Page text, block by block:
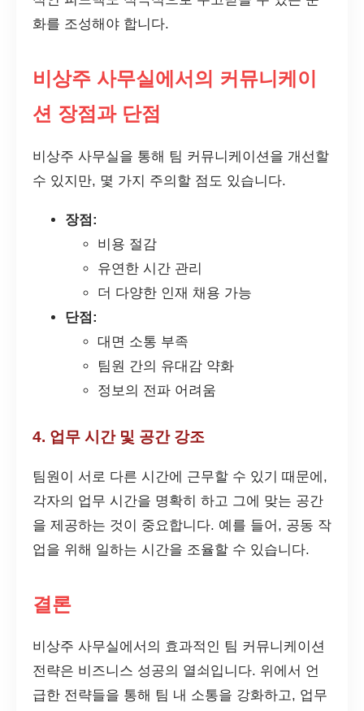
화를 조성해야 합니다.
비상주 사무실에서의 커뮤니케이
션 장점과 단점
비상주 사무실을 통해 팀 커뮤니케이션을 개선할
수 있지만, 몇 가지 주의할 점도 있습니다.
장점:
비용 절감
유연한 시간 관리
더 다양한 인재 채용 가능
단점:
대면 소통 부족
팀원 간의 유대감 약화
정보의 전파 어려움
4. 업무 시간 및 공간 강조
팀원이 서로 다른 시간에 근무할 수 있기 때문에,
각자의 업무 시간을 명확히 하고 그에 맞는 공간
을 제공하는 것이 중요합니다. 예를 들어, 공동 작
업을 위해 일하는 시간을 조율할 수 있습니다.
결론
비상주 사무실에서의 효과적인 팀 커뮤니케이션
전략은 비즈니스 성공의 열쇠입니다. 위에서 언
급한 전략들을 통해 팀 내 소통을 강화하고, 업무